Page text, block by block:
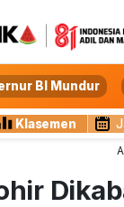
BI Mundur
Klasemen